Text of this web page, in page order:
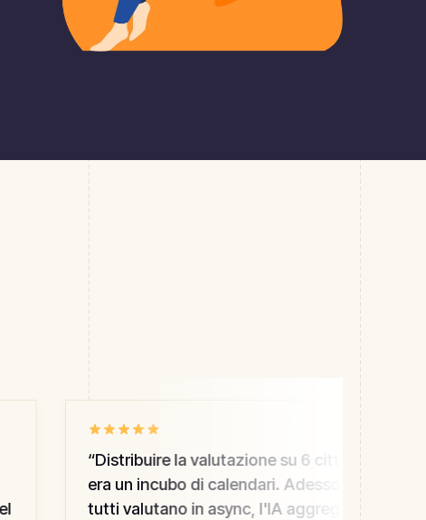
Distribuire la valutazione su 6 città
era un incubo di calendari. Adesso
tutti valutano in async, l'IA aggrega il